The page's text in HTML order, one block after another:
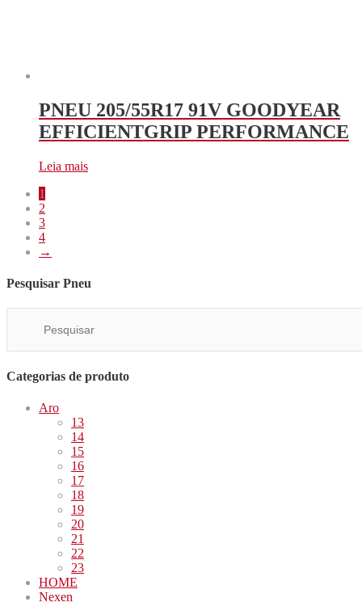
PNEU 205/55R17 91V GOODYEAR
EFFICIENTGRIP PERFORMANCE
Leia mais
1
2
3
4
→
Pesquisar Pneu
Categorias de produto
Aro
13
14
15
16
17
18
19
20
21
22
23
HOME
Nexen